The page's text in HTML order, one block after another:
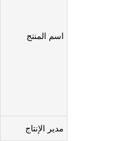
اسم المنتج
مدير الإنتاج